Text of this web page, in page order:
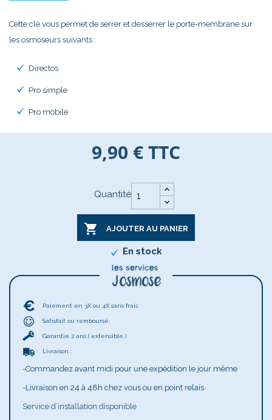
Cette clé vous permet de serrer et desserrer le porte-membrane sur
les osmoseurs suivants :
Directos
Pro simple
Pro mobile
9,90 €TTC
Quantité
 AJOUTER AU PANIER
En stock
Paiement en 3X ou 4X sans frais
Satisfait ou remboursé.
Garantie 2 ans ( extensible )
Livraison :
-Commandez avant midi pour une expédition le jour même
-Livraison en 24 à 48h chez vous ou en point relais
Service d’installation disponible